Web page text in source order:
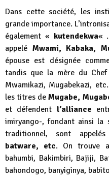
Dans cette société, les
grande importance.
également « kutendekwa«
appelé Mwami, Kabaka,
épouse est désignée
tandis que la mère du
Mwamikazi, Mugabekazi,
les titres deMugabe,
et défendent l’alliance
imiryango-, fondant ainsi la
traditionnel, sont appelés
batware, etc. On trouve
bahumbi, Bakimbiri, Bajiji,
bahondogo, banyiginya,